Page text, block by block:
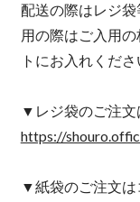
配送の際はレジ
用の際はご入用
トにお入れくださ
▼レジ袋のご注文
https://
▼紙袋のご注文は